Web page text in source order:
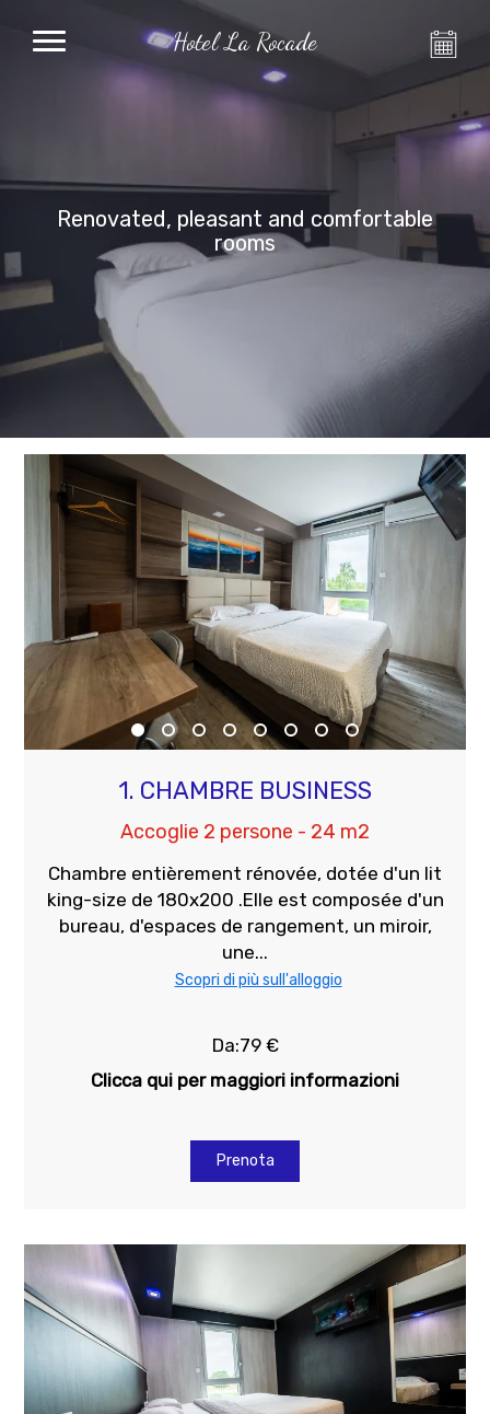
Hotel La Rocade
Renovated, pleasant and comfortable
rooms
1. CHAMBRE BUSINESS
Accoglie 2 persone - 24 m2
Chambre entièrement rénovée, dotée d'un lit
king-size de 180x200 .Elle est composée d'un
bureau, d'espaces de rangement, un miroir,
une...
Scopri di più sull'alloggio
Da:79 €
Clicca qui per maggiori informazioni
Prenota